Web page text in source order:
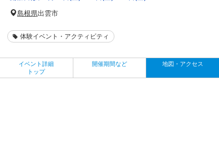
島根県出雲市
体験イベント・アクティビティ
イベント詳細
トップ
開催期間など 地図・アクセス